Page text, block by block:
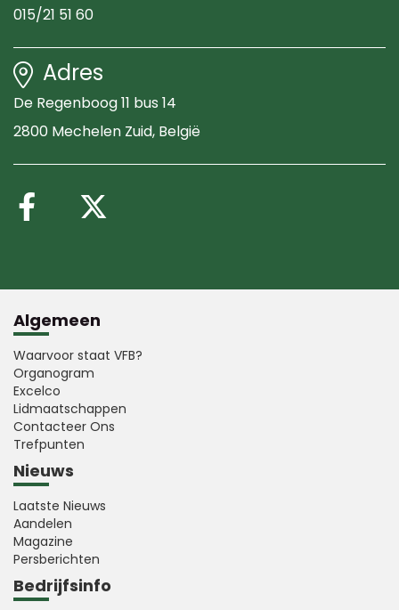
015/21 51 60
Adres
De Regenboog 11 bus 14
2800 Mechelen Zuid, België
Volg ons op Facebook
Algemeen
Waarvoor staat VFB?
Organogram
Excelco
Lidmaatschappen
Contacteer Ons
Trefpunten
Nieuws
Laatste Nieuws
Aandelen
Magazine
Persberichten
Bedrijfsinfo